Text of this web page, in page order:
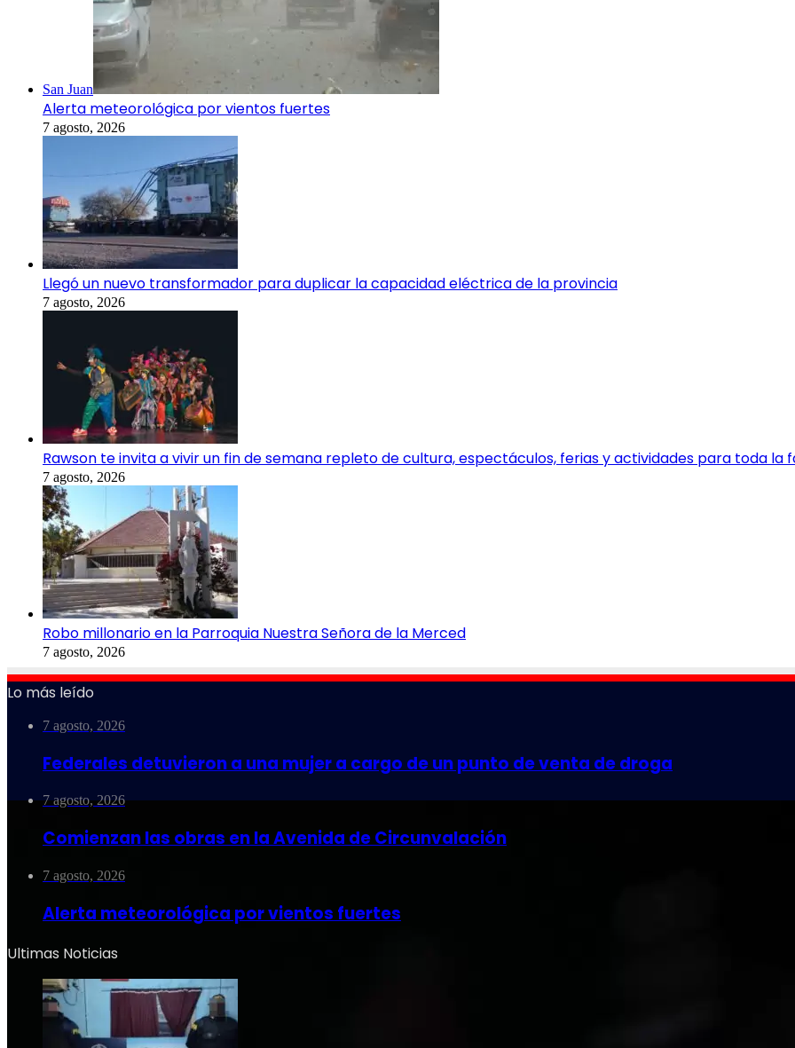
San Juan
Alerta meteorológica por vientos fuertes
7 agosto, 2026
Llegó un nuevo transformador para duplicar la capacidad eléctrica de la provincia
7 agosto, 2026
Rawson te invita a vivir un fin de semana repleto de cultura, espectáculos, ferias y actividades para toda la
7 agosto, 2026
Robo millonario en la Parroquia Nuestra Señora de la Merced
7 agosto, 2026
Lo más leído
7 agosto, 2026
Federales detuvieron a una mujer a cargo de un punto de venta de droga
7 agosto, 2026
Comienzan las obras en la Avenida de Circunvalación
7 agosto, 2026
Alerta meteorológica por vientos fuertes
Ultimas Noticias